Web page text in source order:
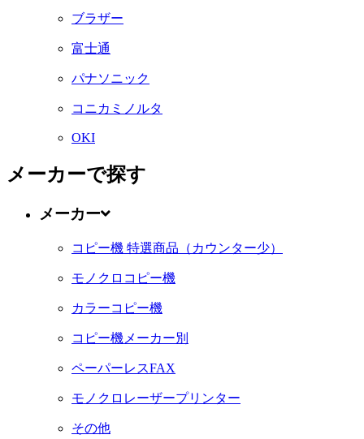
ブラザー
富士通
パナソニック
コニカミノルタ
OKI
メーカーで探す
メーカー
コピー機 特選商品（カウンター少）
モノクロコピー機
カラーコピー機
コピー機メーカー別
ペーパーレスFAX
モノクロレーザープリンター
その他